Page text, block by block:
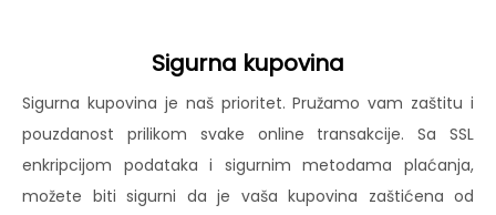
Sigurna kupovina
Sigurna kupovina je naš prioritet. Pružamo vam zaštitu i
pouzdanost prilikom svake online transakcije. Sa SSL
enkripcijom podataka i sigurnim metodama plaćanja,
možete biti sigurni da je vaša kupovina zaštićena od